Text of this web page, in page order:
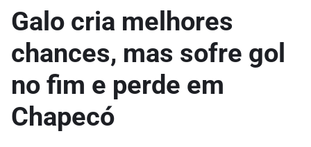
Galo cria melhores
chances, mas sofre gol
no fim e perde em
Chapecó